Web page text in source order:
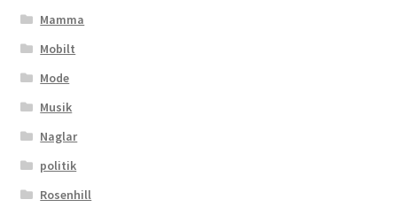
Mamma
Mobilt
Mode
Musik
Naglar
politik
Rosenhill